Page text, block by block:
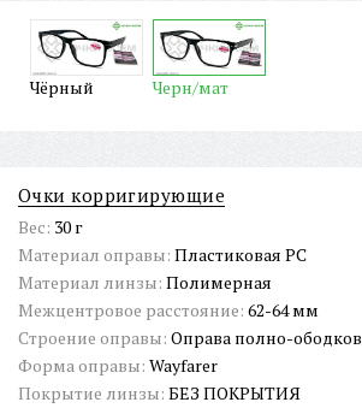
Чёрный Черн/мат
Очки корригирующие
Вес: 30 г
Материал оправы: Пластиковая PC
Материал линзы: Полимерная
Межцентровое расстояние: 62-64 мм
Строение оправы: Оправа полно-
Форма оправы: Wayfarer
Покрытие линзы: БЕЗ ПОКРЫТИЯ